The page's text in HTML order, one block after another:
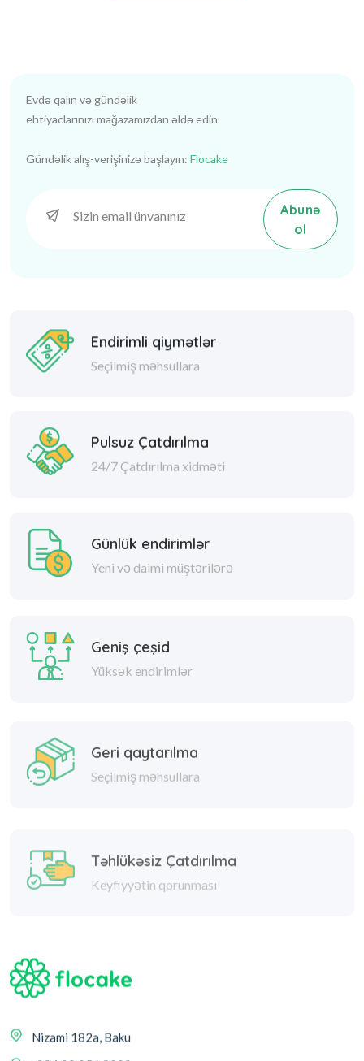
Evdə qalın və gündəlik
ehtiyaclarınızı mağazamızdan əldə edin
Gündəlik alış-verişinizə başlayın: Flocake
Abunə
ol
Endirimli qiymətlər
Seçilmiş məhsullara
Pulsuz Çatdırılma
24/7 Çatdırılma xidməti
Günlük endirimlər
Yeni və daimi müştərilərə
Geniş çeşid
Seçilmiş məhsullara
Keyfiyyətin qorunması
Nizami 182a, Baku